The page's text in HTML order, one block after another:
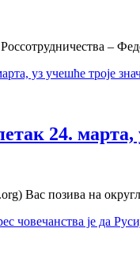
–
24. марта,
Вас позива на